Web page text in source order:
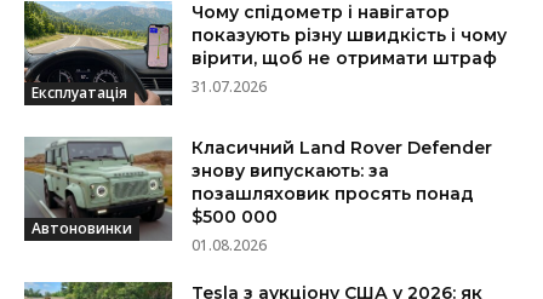
Експлуатація
Чому спідометр і навігатор
показують різну швидкість і чому
вірити, щоб не отримати штраф
31.07.2026
Автоновинки
Класичний Land Rover Defender
знову випускають: за
позашляховик просять понад
$500 000
01.08.2026
Tesla з аукціону США у 2026: як